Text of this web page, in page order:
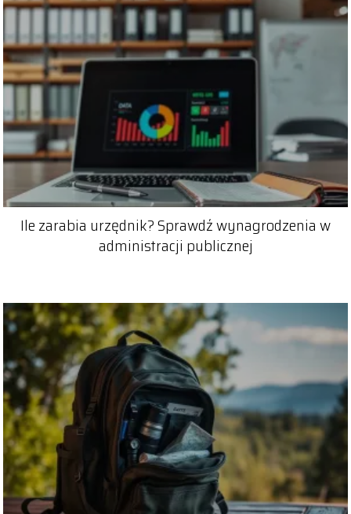
Ile zarabia urzędnik? Sprawdź wynagrodzenia w
administracji publicznej